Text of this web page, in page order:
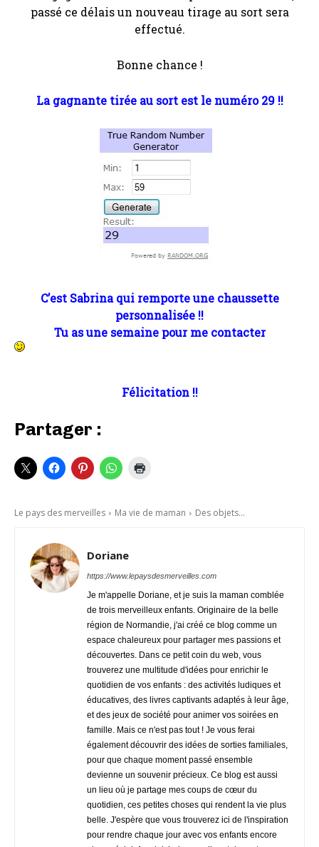
passé ce délais un nouveau tirage au sort sera
effectué.
Bonne chance !
La gagnante tirée au sort est le numéro 29 !!
C’est Sabrina qui remporte une chaussette
personnalisée !!
Tu as une semaine pour me contacter
Félicitation !!
Partager :
Le pays des merveilles Ma vie de maman Des objets...
Doriane
https://www.lepaysdesmerveilles.com
Je m'appelle Doriane, et je suis la maman comblée
de trois merveilleux enfants. Originaire de la belle
région de Normandie, j'ai créé ce blog comme un
espace chaleureux pour partager mes passions et
découvertes. Dans ce petit coin du web, vous
trouverez une multitude d'idées pour enrichir le
quotidien de vos enfants : des activités ludiques et
éducatives, des livres captivants adaptés à leur âge,
et des jeux de société pour animer vos soirées en
famille. Mais ce n'est pas tout ! Je vous ferai
également découvrir des idées de sorties familiales,
pour que chaque moment passé ensemble
devienne un souvenir précieux. Ce blog est aussi
un lieu où je partage mes coups de cœur du
quotidien, ces petites choses qui rendent la vie plus
belle. J'espère que vous trouverez ici de l'inspiration
pour rendre chaque jour avec vos enfants encore